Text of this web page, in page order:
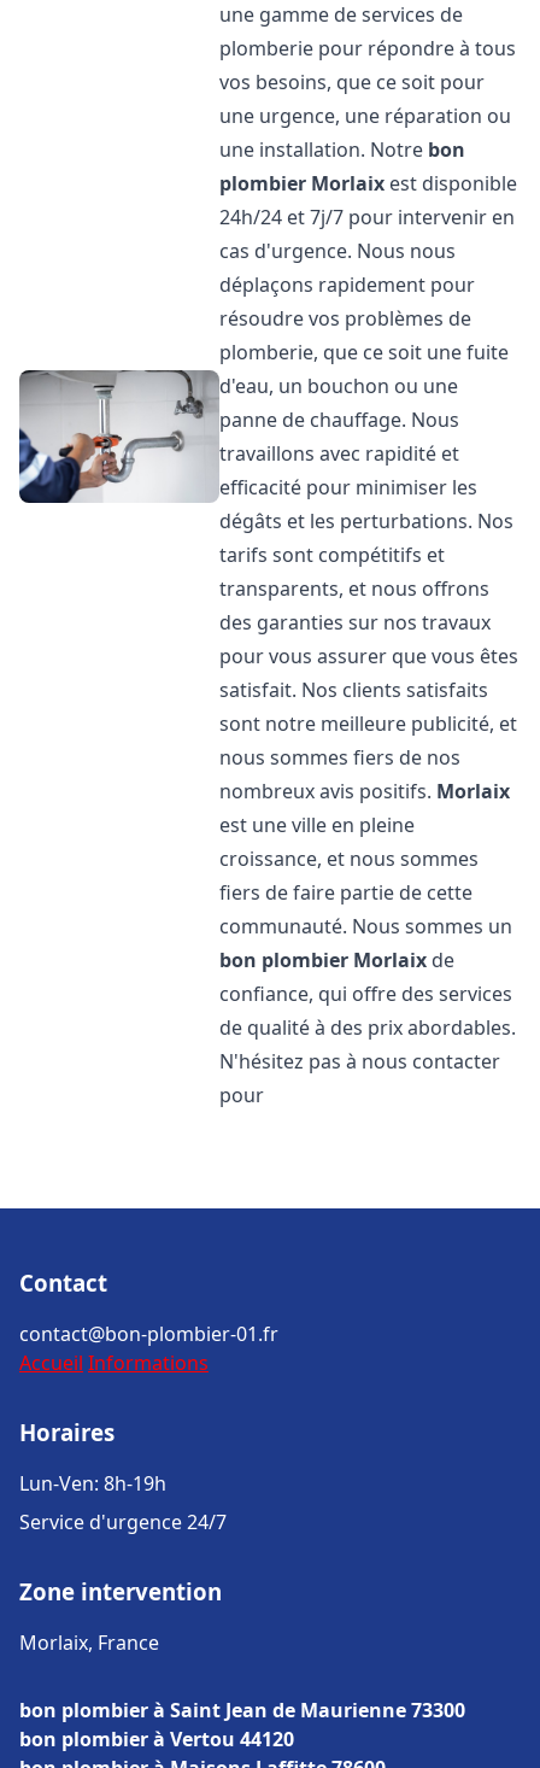
une gamme de services de
plomberie pour répondre à tous
vos besoins, que ce soit pour
une urgence, une réparation ou
une installation. Notre bon
plombier Morlaix est disponible
24h/24 et 7j/7 pour intervenir en
cas d'urgence. Nous nous
déplaçons rapidement pour
résoudre vos problèmes de
plomberie, que ce soit une fuite
d'eau, un bouchon ou une
panne de chauffage. Nous
travaillons avec rapidité et
efficacité pour minimiser les
dégâts et les perturbations. Nos
tarifs sont compétitifs et
transparents, et nous offrons
des garanties sur nos travaux
pour vous assurer que vous êtes
satisfait. Nos clients satisfaits
sont notre meilleure publicité, et
nous sommes fiers de nos
nombreux avis positifs. Morlaix
est une ville en pleine
croissance, et nous sommes
fiers de faire partie de cette
communauté. Nous sommes un
bon plombier Morlaix de
confiance, qui offre des services
de qualité à des prix abordables.
N'hésitez pas à nous contacter
pour
Contact
contact@bon-plombier-01.fr
Accueil Informations
Horaires
Lun-Ven: 8h-19h
Service d'urgence 24/7
Zone intervention
Morlaix, France
bon plombier à Saint Jean de Maurienne 73300
bon plombier à Vertou 44120